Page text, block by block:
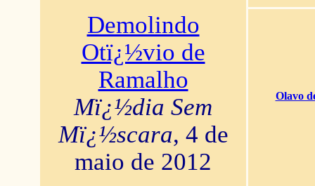
Demolindo
Otï¿½vio de
Ramalho
Mï¿½dia Sem
Mï¿½scara, 4 de
maio de 2012
Olavo